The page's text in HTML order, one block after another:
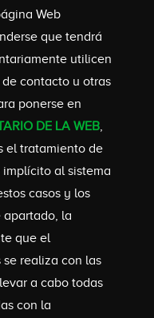
Web
que tendrá
utilicen
contacto u otras
ponerse en
DE LA WEB,
el tratamiento de
al sistema
casos y los
apartado, la
que el
realiza con las
a cabo todas
con la